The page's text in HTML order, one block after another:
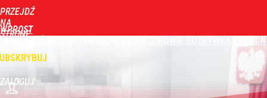
PRZEJDŹ
NA
STRONĘ
WPROST
ZALOGUJ